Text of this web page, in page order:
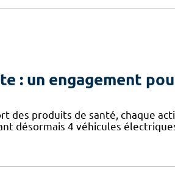
: un engagement
des produits de santé, chaque
désormais 4 véhicules